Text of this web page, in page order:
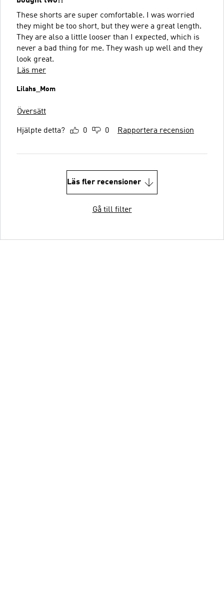
These shorts are super comfortable. I was worried
they might be too short, but they were a great length.
They are also a little looser than I expected, which is
never a bad thing for me. They wash up well and they
look great.
Läs mer
Lilahs_Mom
Översätt
Hjälpte detta? 0 0 Rapportera recension
Läs fler recensioner
Gå till filter